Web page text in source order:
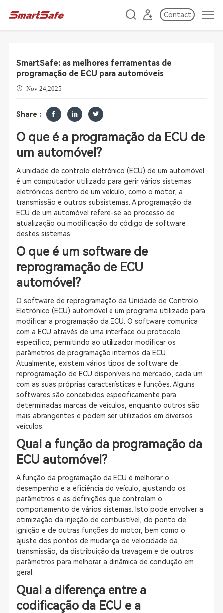
Contact
SmartSafe: as melhores ferramentas de
programação de ECU para automóveis
Nov 24,2025
Share :
O que é a programação da ECU de
um automóvel?
A unidade de controlo eletrónico (ECU) de um automóvel
é um computador utilizado para gerir vários sistemas
eletrónicos dentro de um veículo, como o motor, a
transmissão e outros subsistemas. A programação da
ECU de um automóvel refere-se ao processo de
atualização ou modificação do código de software
destes sistemas.
O que é um software de
reprogramação de ECU
automóvel?
O software de reprogramação da Unidade de Controlo
Eletrónico (ECU) automóvel é um programa utilizado para
modificar a programação da ECU. O software comunica
com a ECU através de uma interface ou protocolo
específico, permitindo ao utilizador modificar os
parâmetros de programação internos da ECU.
Atualmente, existem vários tipos de software de
reprogramação de ECU disponíveis no mercado, cada um
com as suas próprias características e funções. Alguns
softwares são concebidos especificamente para
determinadas marcas de veículos, enquanto outros são
mais abrangentes e podem ser utilizados em diversos
veículos.
Qual a função da programação da
ECU automóvel?
A função da programação da ECU é melhorar o
desempenho e a eficiência do veículo, ajustando os
parâmetros e as definições que controlam o
comportamento de vários sistemas. Isto pode envolver a
otimização da injeção de combustível, do ponto de
ignição e de outras funções do motor, bem como o
ajuste dos pontos de mudança de velocidade da
transmissão, da distribuição da travagem e de outros
parâmetros para melhorar a dinâmica de condução em
geral.
Qual a diferença entre a
codificação da ECU e a